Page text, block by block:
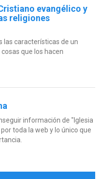
evangélico y
religiones
las características de un
que los hacen
información de "Iglesia
toda la web y lo único que